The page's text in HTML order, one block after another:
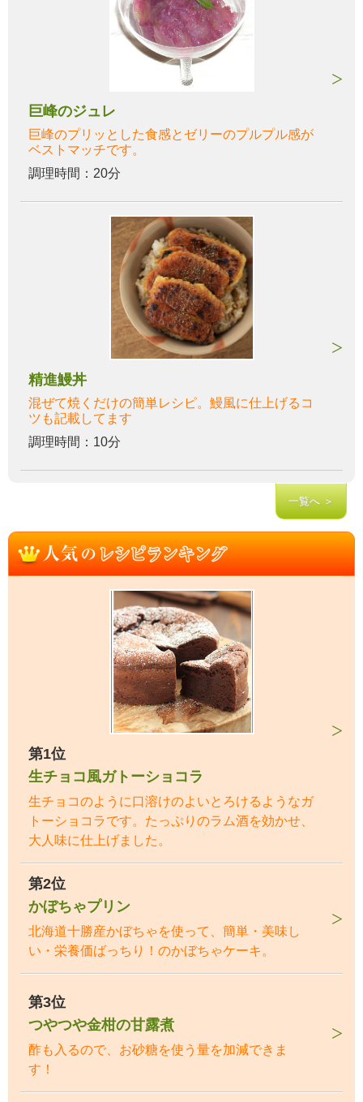
巨峰のジュレ
巨峰のプリッとした食感とゼリーのプルプル感が
ベストマッチです。
調理時間：20分
精進鰻丼
混ぜて焼くだけの簡単レシピ。鰻風に仕上げるコ
ツも記載してます
調理時間：10分
一覧へ ＞
第1位
生チョコ風ガトーショコラ
生チョコのように口溶けのよいとろけるようなガ
トーショコラです。たっぷりのラム酒を効かせ、
大人味に仕上げました。
第2位
かぼちゃプリン
北海道十勝産かぼちゃを使って、簡単・美味し
い・栄養価ばっちり！のかぼちゃケーキ。
第3位
つやつや金柑の甘露煮
酢も入るので、お砂糖を使う量を加減できま
す！